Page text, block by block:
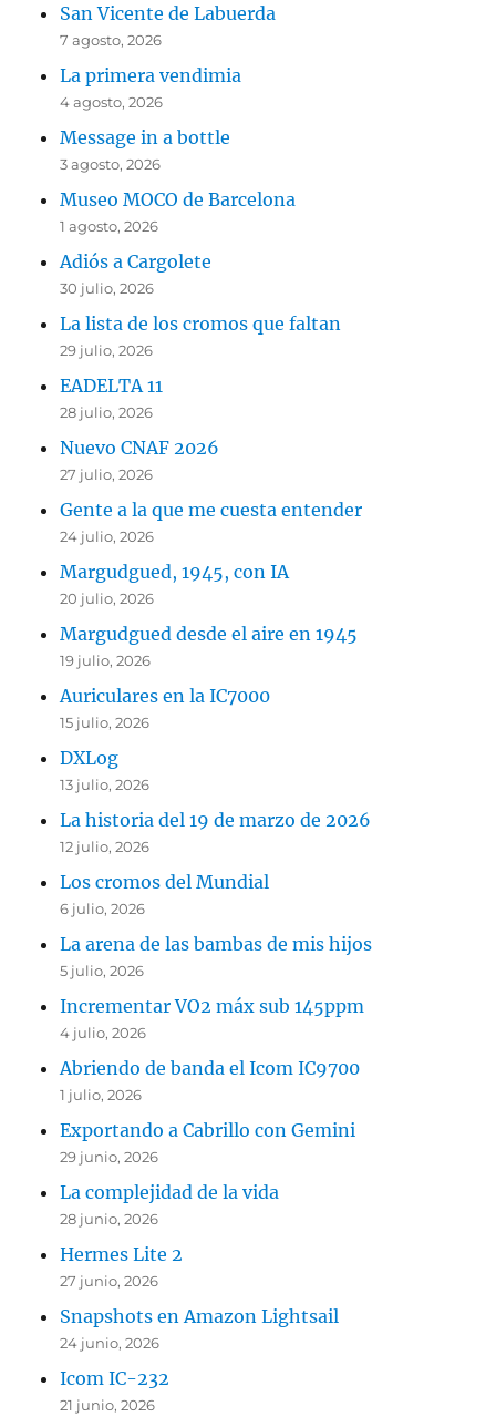
San Vicente de Labuerda
7 agosto, 2026
La primera vendimia
4 agosto, 2026
Message in a bottle
3 agosto, 2026
Museo MOCO de Barcelona
1 agosto, 2026
Adiós a Cargolete
30 julio, 2026
La lista de los cromos que faltan
29 julio, 2026
EADELTA 11
28 julio, 2026
Nuevo CNAF 2026
27 julio, 2026
Gente a la que me cuesta entender
24 julio, 2026
Margudgued, 1945, con IA
20 julio, 2026
Margudgued desde el aire en 1945
19 julio, 2026
Auriculares en la IC7000
15 julio, 2026
DXLog
13 julio, 2026
La historia del 19 de marzo de 2026
12 julio, 2026
Los cromos del Mundial
6 julio, 2026
La arena de las bambas de mis hijos
5 julio, 2026
Incrementar VO2 máx sub 145ppm
4 julio, 2026
Abriendo de banda el Icom IC9700
1 julio, 2026
Exportando a Cabrillo con Gemini
29 junio, 2026
La complejidad de la vida
28 junio, 2026
Hermes Lite 2
27 junio, 2026
Snapshots en Amazon Lightsail
24 junio, 2026
Icom IC-232
21 junio, 2026